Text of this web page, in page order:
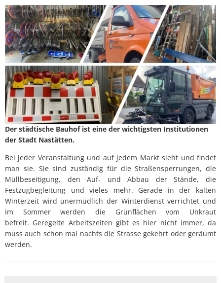
Abfallkalender
Nastätten-App
Der städtische Bauhof ist eine der wichtigsten Institutionen
der Stadt Nastätten.
Bei jeder Veranstaltung und auf jedem Markt sieht und findet
man sie. Sie sind zuständig für die Straßensperrungen, die
Müllbeseitigung, den Auf- und Abbau der Stände, die
Festzugbegleitung und vieles mehr. Gerade in der kalten
Winterzeit wird unermüdlich der Winterdienst verrichtet und
im Sommer werden die Grünflächen vom Unkraut
befreit. Geregelte Arbeitszeiten gibt es hier nicht immer, da
muss auch schon mal nachts die Strasse gekehrt oder geräumt
werden.